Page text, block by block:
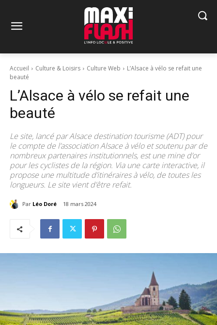
Accueil Culture & Loisirs Culture Web
L’Alsace à vélo se refait une
beauté
L’Alsace à vélo se refait une
beauté
Le site, lancé par Alsace destination tourisme (ADT) pour
le compte de l’association Alsace à vélo et soutenu par de
nombreux partenaires institutionnels, est une mine d’or
pour les cyclistes de la région. Via une carte interactive, il
propose une multitude d’itinéraires à vélo, de toutes les
longueurs. Le site vient d’être refait.
Par Léo Doré 18 mars 2024